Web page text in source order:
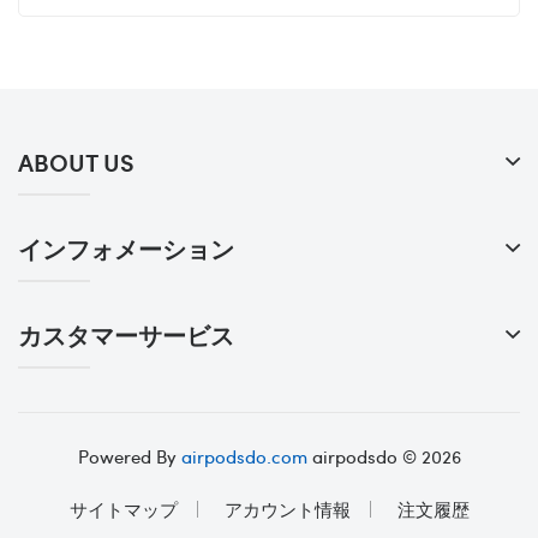
ABOUT US
インフォメーション
カスタマーサービス
Powered Byairpodsdo.comairpodsdo © 2026
サイトマップ
アカウント情報 注文履歴